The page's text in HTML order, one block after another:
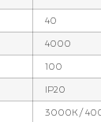
40
4000
100
IP20
3000K /